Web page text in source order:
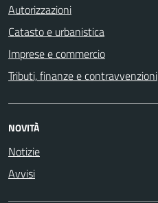
Autorizzazioni
Catasto e urbanistica
Imprese e commercio
Tributi, finanze e contravvenzioni
NOVITÀ
Notizie
Avvisi